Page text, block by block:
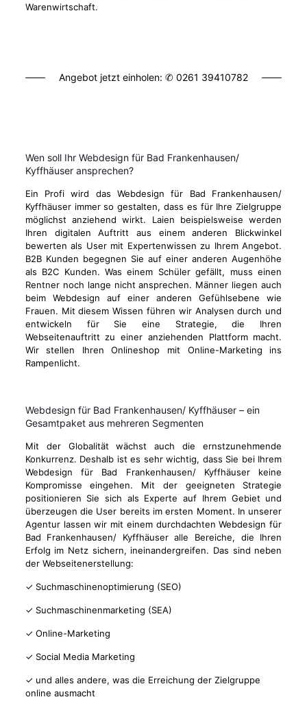
Warenwirtschaft.
Angebot jetzt einholen: ✆ 0261 39410782
Wen soll Ihr Webdesign für Bad Frankenhausen/
Kyffhäuser ansprechen?
Ein Profi wird das Webdesign für Bad Frankenhausen/
Kyffhäuser immer so gestalten, dass es für Ihre Zielgruppe
möglichst anziehend wirkt. Laien beispielsweise werden
Ihren digitalen Auftritt aus einem anderen Blickwinkel
bewerten als User mit Expertenwissen zu Ihrem Angebot.
B2B Kunden begegnen Sie auf einer anderen Augenhöhe
als B2C Kunden. Was einem Schüler gefällt, muss einen
Rentner noch lange nicht ansprechen. Männer liegen auch
beim Webdesign auf einer anderen Gefühlsebene wie
Frauen. Mit diesem Wissen führen wir Analysen durch und
entwickeln für Sie eine Strategie, die Ihren
Webseitenauftritt zu einer anziehenden Plattform macht.
Wir stellen Ihren Onlineshop mit Online-Marketing ins
Rampenlicht.
Webdesign für Bad Frankenhausen/ Kyffhäuser – ein
Gesamtpaket aus mehreren Segmenten
Mit der Globalität wächst auch die ernstzunehmende
Konkurrenz. Deshalb ist es sehr wichtig, dass Sie bei Ihrem
Webdesign für Bad Frankenhausen/ Kyffhäuser keine
Kompromisse eingehen. Mit der geeigneten Strategie
positionieren Sie sich als Experte auf Ihrem Gebiet und
überzeugen die User bereits im ersten Moment. In unserer
Agentur lassen wir mit einem durchdachten Webdesign für
Bad Frankenhausen/ Kyffhäuser alle Bereiche, die Ihren
Erfolg im Netz sichern, ineinandergreifen. Das sind neben
der Webseitenerstellung:
✓ Suchmaschinenoptimierung (SEO)
✓ Suchmaschinenmarketing (SEA)
✓ Online-Marketing
✓ Social Media Marketing
✓ und alles andere, was die Erreichung der Zielgruppe
online ausmacht